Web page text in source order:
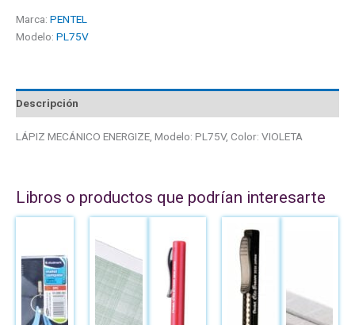
Marca: PENTEL
Modelo: PL75V
Descripción
LÁPIZ MECÁNICO ENERGIZE, Modelo: PL75V, Color: VIOLETA
Libros o productos que podrían interesarte